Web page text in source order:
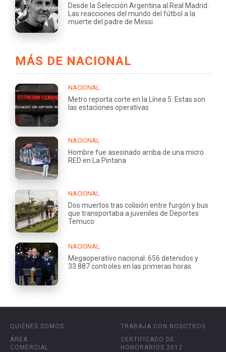
Desde la Selección Argentina al Real Madrid:
Las reacciones del mundo del fútbol a la
muerte del padre de Messi
MÁS DE NACIONAL
NACIONAL
Metro reporta corte en la Línea 5: Estas son
las estaciones operativas
NACIONAL
Hombre fue asesinado arriba de una micro
RED en La Pintana
NACIONAL
Dos muertos tras colisión entre furgón y bus
que transportaba a juveniles de Deportes
Temuco
NACIONAL
Megaoperativo nacional: 656 detenidos y
33.887 controles en las primeras horas
QUIÉNES SOMOS
ÁREA
COMERCIAL
TRABAJA CON NOSOTROS
CERTIFICADO DE
HONORARIOS 2012